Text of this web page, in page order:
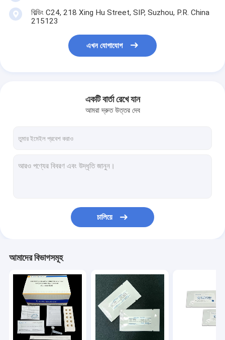
বিল্ডিং C24, 218 Xing Hu Street, SIP, Suzhou, P.R. China
215123
এখন যোগাযোগ
একটি বার্তা রেখে যান
আমরা দ্রুত উত্তর দেব
চালিয়ে
আমাদের বিভাগসমূহ